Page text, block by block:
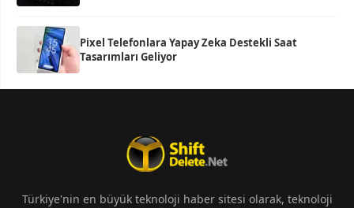
Pixel Telefonlara Yapay Zeka Destekli Saat
Tasarımları Geliyor
Türkiye'nin en büyük teknoloji haber sitesi olarak, teknoloji